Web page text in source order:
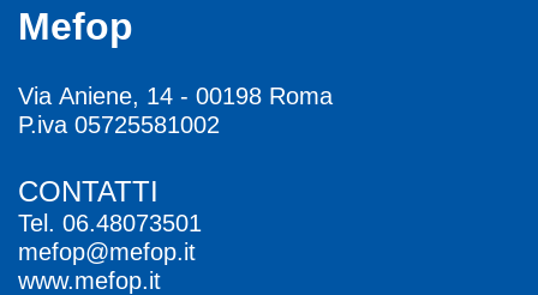
Mefop
Via Aniene, 14 - 00198 Roma
P.iva 05725581002
CONTATTI
Tel. 06.48073501
mefop@mefop.it
www.mefop.it